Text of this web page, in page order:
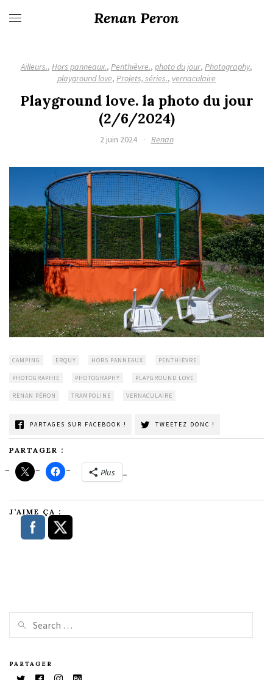
Renan Peron
Ailleurs., Hors panneaux., Penthièvre., photo du jour, Photography,
playground love, Projets, séries., vernaculaire
Playground love. la photo du jour
(2/6/2024)
2 juin 2024 · Renan
CAMPING ERQUY HORS PANNEAUX PENTHIÈVRE
PHOTOGRAPHIE PHOTOGRAPHY PLAYGROUND LOVE
RENAN PÉRON TRAMPOLINE VERNACULAIRE
PARTAGES SUR FACEBOOK ! TWEETEZ DONC !
PARTAGER :
Plus
J’AIME ÇA :
PARTAGER